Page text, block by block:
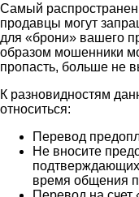
Самый
продавцы могут
для «брони» вашего
образом мошенники
пропасть, больше не
К разновидностям
относиться:
Перевод
Не вносите
подтверждающих
время общения